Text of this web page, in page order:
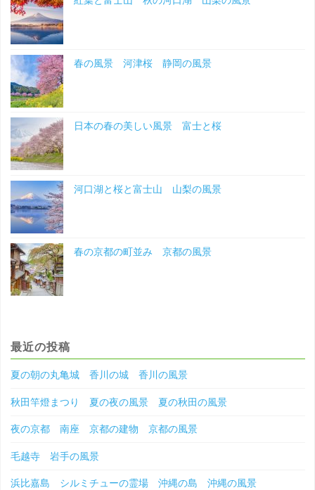
春の風景 河津桜 静岡の風景
日本の春の美しい風景 富士と桜
河口湖と桜と富士山 山梨の風景
春の京都の町並み 京都の風景
最近の投稿
夏の朝の丸亀城 香川の城 香川の風景
秋田竿燈まつり 夏の夜の風景 夏の秋田の風景
夜の京都 南座 京都の建物 京都の風景
毛越寺 岩手の風景
浜比嘉島 シルミチューの霊場 沖縄の島 沖縄の風景